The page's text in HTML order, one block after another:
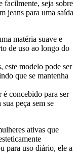
facilmente, seja sobre
jeans para uma saída
matéria suave e
de uso ao longo do
este modelo pode ser
que se mantenha
é concebido para ser
peça sem se
ativas que
para uso diário, ele a